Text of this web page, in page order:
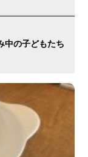
中の子どもたち